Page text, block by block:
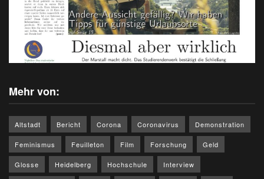
Mehr von:
Altstadt Bericht Corona Coronavirus Demonstration
Feminismus Feuilleton Film Forschung Geld
Glosse Heidelberg Hochschule Interview